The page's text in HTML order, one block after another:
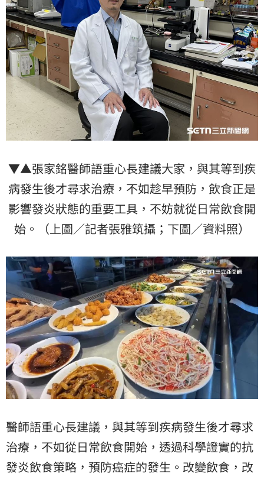
▼▲張家銘醫師語重心長建議大家，與其等到疾
病發生後才尋求治療，不如趁早預防，飲食正是
影響發炎狀態的重要工具，不妨就從日常飲食開
始。（上圖／記者張雅筑攝；下圖／資料照）
醫師語重心長建議，與其等到疾病發生後才尋求
治療，不如從日常飲食開始，透過科學證實的抗
發炎飲食策略，預防癌症的發生。改變飲食，改